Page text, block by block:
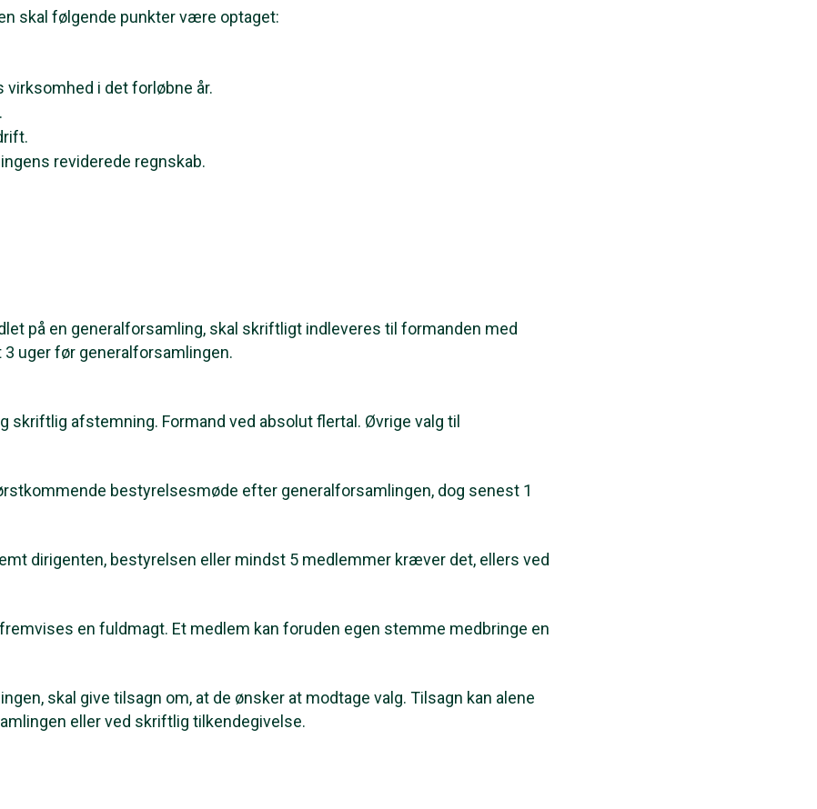
skal følgende punkter være optaget:
i det forløbne år.
reviderede regnskab.
på en generalforsamling, skal skriftligt indleveres til formanden med
uger før generalforsamlingen.
skriftlig afstemning. Formand ved absolut flertal. Øvrige valg til
bestyrelsesmøde efter generalforsamlingen, dog senest 1
dirigenten, bestyrelsen eller mindst 5 medlemmer kræver det, ellers ved
en fuldmagt. Et medlem kan foruden egen stemme medbringe en
skal give tilsagn om, at de ønsker at modtage valg. Tilsagn kan alene
eller ved skriftlig tilkendegivelse.